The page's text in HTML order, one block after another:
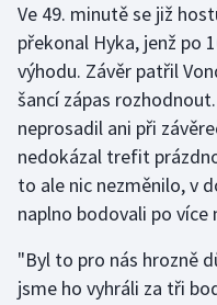
Volejbal
Ostatní
Ve 49. minutě se již
překonal Hyka, jenž po
výhodu. Závěr patřil
šancí zápas
neprosadil ani při
nedokázal trefit
to ale nic nezměnilo, v
naplno bodovali po více
"Byl to pro nás hrozně
jsme ho vyhráli za tři